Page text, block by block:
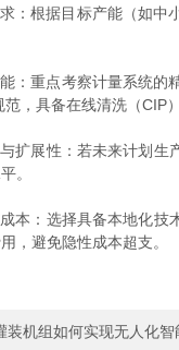
根据目标产能（如中小
重点考察计量系统的精
，具备在线清洗（CIP
展性：若未来计划生产
。
：选择具备本地化技术
，避免隐性成本超支。
装机组如何实现无人化智